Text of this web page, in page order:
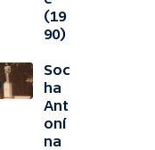
(19
90)
Soc
ha
Ant
oní
na